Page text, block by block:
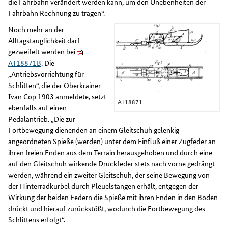
Fahrbahn Rechnung zu tragen“.
AT18871
Noch mehr an der
Alltagstauglichkeit darf
gezweifelt werden bei
AT18871B. Die
„Antriebsvorrichtung für
Schlitten“, die der Oberkrainer
Ivan Cop 1903 anmeldete, setzt
ebenfalls auf einen
Pedalantrieb. „Die zur
Fortbewegung dienenden an einem Gleitschuh gelenkig
angeordneten Spieße (werden) unter dem Einfluß einer Zugfeder an
ihren freien Enden aus dem Terrain herausgehoben und durch eine
auf den Gleitschuh wirkende Druckfeder stets nach vorne gedrängt
werden, während ein zweiter Gleitschuh, der seine Bewegung von
der Hinterradkurbel durch Pleuelstangen erhält, entgegen der
Wirkung der beiden Federn die Spieße mit ihren Enden in den Boden
drückt und hierauf zurückstößt, wodurch die Fortbewegung des
Schlittens erfolgt“.